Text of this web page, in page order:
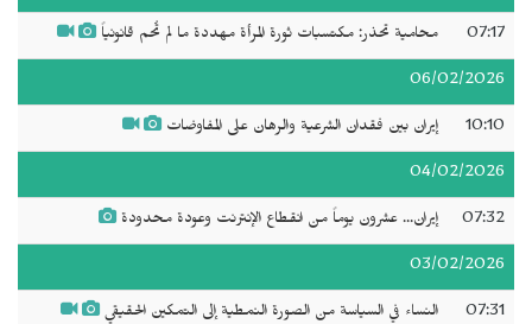
07:17 محامية تحذر: مكتسبات ثورة المرأة مهددة ما لم تُحم قانونياً
06/02/2026
10:10 إيران بين فقدان الشرعية والرهان على المفاوضات
04/02/2026
07:32 إيران... عشرون يوماً من انقطاع الإنترنت وعودة محدودة
03/02/2026
07:31 النساء في السياسة من الصورة النمطية إلى التمكين الحقيقي